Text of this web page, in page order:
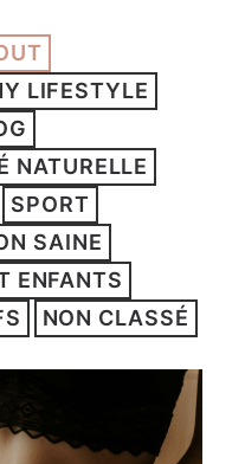
LIFESTYLE
NATURELLE
SPORT
SAINE
ENFANTS
NON CLASSÉ